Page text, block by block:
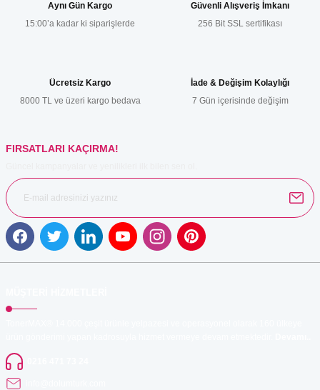
Ürün resmi kalitesiz, bozuk veya görüntülenemiyor.
Ürün fiyatı diğer sitelerden daha pahalı.
Aynı Gün Kargo
15:00’a kadar ki siparişlerde
Güvenli Alışveriş İmkanı
256 Bit SSL sertifikası
Ücretsiz Kargo
8000 TL ve üzeri kargo bedava
İade & Değişim Kolaylığı
7 Gün içerisinde değişim
FIRSATLARI KAÇIRMA!